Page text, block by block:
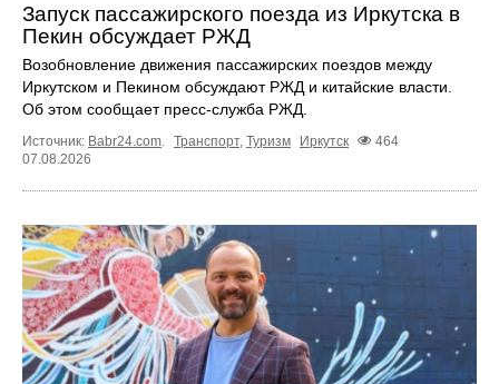
Запуск пассажирского поезда из Иркутска в
Пекин обсуждает РЖД
Возобновление движения пассажирских поездов между
Иркутском и Пекином обсуждают РЖД и китайские власти.
Об этом сообщает пресс‑служба РЖД.
Источник: Babr24.com Транспорт, Туризм Иркутск
464
07.08.2026